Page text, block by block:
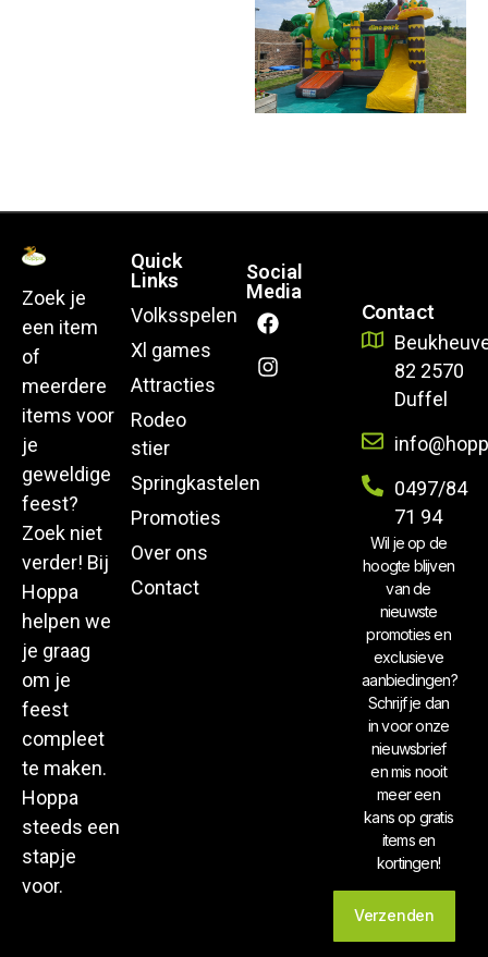
Zoek je
een item
of
meerdere
items voor
je
geweldige
feest?
Zoek niet
verder! Bij
Hoppa
helpen we
je graag
om je
feest
compleet
te maken.
Hoppa
steeds een
stapje
voor.
Quick
Links
Volksspelen
Xl games
Attracties
Rodeo
stier
Springkastelen
Promoties
Over ons
Contact
Social
Media
Contact
82 2570
Duffel
0497/84
71 94
Wil je op de
hoogte blijven
van de
nieuwste
promoties en
exclusieve
aanbiedingen?
Schrijf je dan
in voor onze
nieuwsbrief
en mis nooit
meer een
kans op gratis
items en
kortingen!
Verzenden